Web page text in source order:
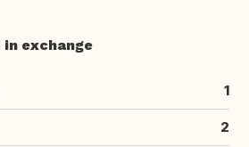
exchange
1
2